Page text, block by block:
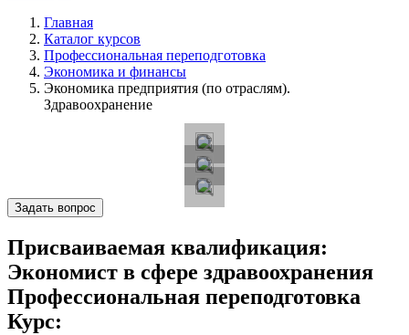
Главная
Каталог курсов
Профессиональная переподготовка
Экономика и финансы
Экономика предприятия (по отраслям).
Здравоохранение
Задать вопрос
Присваиваемая квалификация:
Экономист в сфере здравоохранения
Профессиональная переподготовка
Курс: